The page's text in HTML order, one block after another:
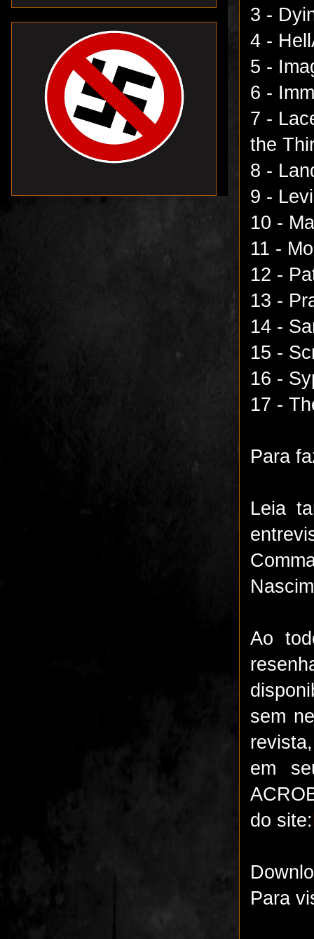
3 -
4 -
5 -
6 -
7 -
the
8 -
9 -
10 -
11 -
12 -
13 -
14 -
15 -
16 -
17 -
Para
Leia
Ao
sem
em
do site:
Para